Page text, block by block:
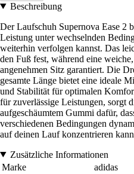
Beschreibung
Der Laufschuh Supernova Ease 2
Leistung unter wechselnden
weiterhin verfolgen kannst. Das
den Fuß fest, während eine
angenehmen Sitz garantiert. Die
gesamte Länge bietet eine ideale
und Stabilität für optimalen
für zuverlässige Leistungen, sorgt
aufgeschäumtem Gummi dafür,
verschiedenen Bedingungen
auf deinen Lauf konzentrieren
Zusätzliche Informationen
Marke
adidas